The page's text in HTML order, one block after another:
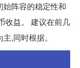
阵容的稳定性和
收益。 建议在前几
,同时根据。